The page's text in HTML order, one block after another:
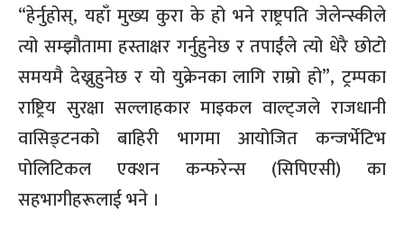
“हेर्नुहोस्, यहाँ मुख्य कुरा के हो भने राष्ट्रपति जेलेन्स्कीले
त्यो सम्झौतामा हस्ताक्षर गर्नुहुनेछ र तपाईंले त्यो धेरै छोटो
समयमै देख्नुहुनेछ र यो युक्रेनका लागि राम्रो हो”, ट्रम्पका
राष्ट्रिय सुरक्षा सल्लाहकार माइकल वाल्ट्जले राजधानी
वासिङ्टनको बाहिरी भागमा आयोजित कन्जर्भेटिभ
पोलिटिकल एक्शन कन्फरेन्स (सिपिएसी) का
सहभागीहरूलाई भने ।